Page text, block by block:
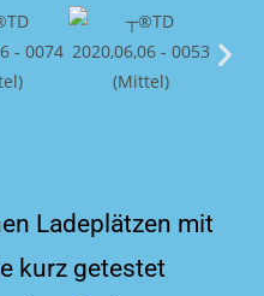
Ladeplätzen mit
kurz getestet